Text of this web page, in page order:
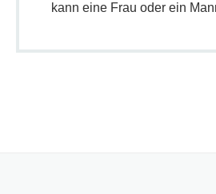
kann eine Frau oder ein